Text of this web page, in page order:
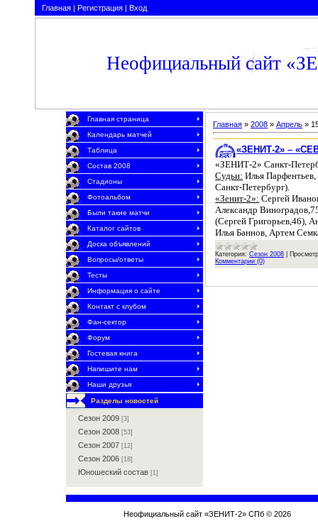
Главная | Регистрация | Вход
Неофициальный сайт
Главная страница
Календарь матчей
Таблица
Состав 2008
Стадионы
Фотоальбом
Были такие матчи
Каталог сайтов
Доска объявлений
Вопросы/ответы
Тесты
Информация о сайте
Контакт с клубом
Фан-сектор
Форум
Гостевая книга
Напишите нам
Наши друзья
Разделы новостей
Сезон 2009 [3]
Сезон 2008 [53]
Сезон 2007 [12]
Сезон 2006 [18]
Юношеский состав [1]
Главная »2008 » Апрель »
«ЗЕНИТ-2» –
«ЗЕНИТ-2» Санкт-
Судьи: Илья
Санкт-Петербург).
«Зенит-2»: Сергей
Александр
(Сергей Григорьев,46),
Илья Баннов, Артем
Категория: Сезон 2008
Комментарии (0)
Неофициальный сайт «ЗЕНИТ-2» СПб © 2026